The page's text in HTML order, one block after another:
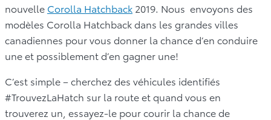
nouvelle Corolla Hatchback 2019. Nous envoyons des
modèles Corolla Hatchback dans les grandes villes
canadiennes pour vous donner la chance d’en conduire
une et possiblement d’en gagner une!
C’est simple – cherchez des véhicules identifiés
#TrouvezLaHatch sur la route et quand vous en
trouverez un, essayez-le pour courir la chance de